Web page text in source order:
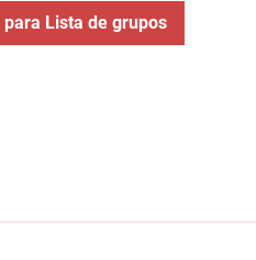
para Lista de grupos